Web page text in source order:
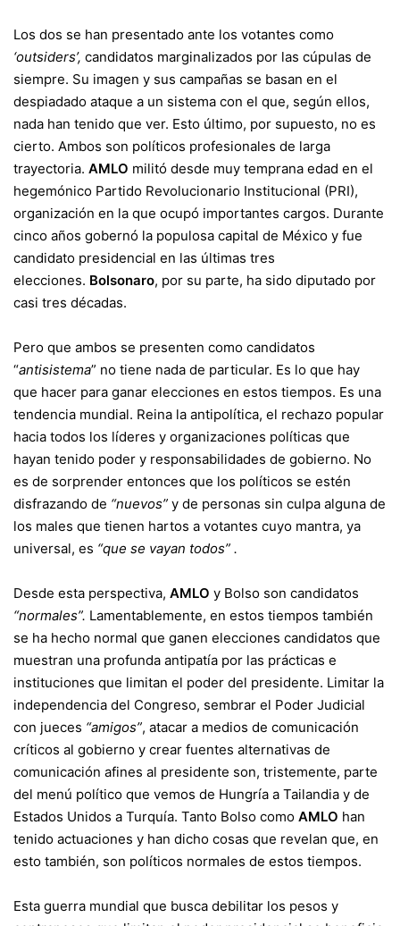
Los dos se han presentado ante los votantes como
‘outsiders’, candidatos marginalizados por las cúpulas de
siempre. Su imagen y sus campañas se basan en el
despiadado ataque a un sistema con el que, según ellos,
nada han tenido que ver. Esto último, por supuesto, no es
cierto. Ambos son políticos profesionales de larga
trayectoria. AMLO militó desde muy temprana edad en el
hegemónico Partido Revolucionario Institucional (PRI),
organización en la que ocupó importantes cargos. Durante
cinco años gobernó la populosa capital de México y fue
candidato presidencial en las últimas tres
elecciones. Bolsonaro, por su parte, ha sido diputado por
casi tres décadas.
Pero que ambos se presenten como candidatos
“antisistema” no tiene nada de particular. Es lo que hay
que hacer para ganar elecciones en estos tiempos. Es una
tendencia mundial. Reina la antipolítica, el rechazo popular
hacia todos los líderes y organizaciones políticas que
hayan tenido poder y responsabilidades de gobierno. No
es de sorprender entonces que los políticos se estén
disfrazando de “nuevos” y de personas sin culpa alguna de
los males que tienen hartos a votantes cuyo mantra, ya
universal, es “que se vayan todos” .
Desde esta perspectiva, AMLO y Bolso son candidatos
“normales”. Lamentablemente, en estos tiempos también
se ha hecho normal que ganen elecciones candidatos que
muestran una profunda antipatía por las prácticas e
instituciones que limitan el poder del presidente. Limitar la
independencia del Congreso, sembrar el Poder Judicial
con jueces “amigos”, atacar a medios de comunicación
críticos al gobierno y crear fuentes alternativas de
comunicación afines al presidente son, tristemente, parte
del menú político que vemos de Hungría a Tailandia y de
Estados Unidos a Turquía. Tanto Bolso como AMLO han
tenido actuaciones y han dicho cosas que revelan que, en
esto también, son políticos normales de estos tiempos.
Esta guerra mundial que busca debilitar los pesos y